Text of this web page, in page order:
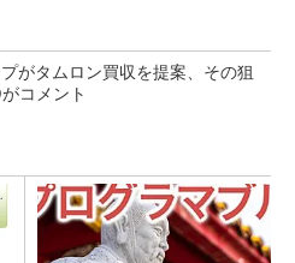
がタムロン買収を提案、その狙
コメント